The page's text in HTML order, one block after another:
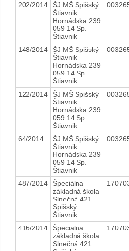
202/2014
ŠJ MŠ Spišský
Štiavnik
Hornádska 239
059 14 Sp.
Štiavnik
148/2014
ŠJ MŠ Spišský
Štiavnik
Hornádska 239
059 14 Sp.
Štiavnik
122/2014
ŠJ MŠ Spišský
Štiavnik
Hornádska 239
059 14 Sp.
Štiavnik
64/2014
ŠJ MŠ Spišský
Štiavnik
Hornádska 239
059 14 Sp.
Štiavnik
487/2014
Špeciálna
základná škola
Slnečná 421
Spišský
Štiavnik
416/2014
Špeciálna
základná škola
Slnečná 421